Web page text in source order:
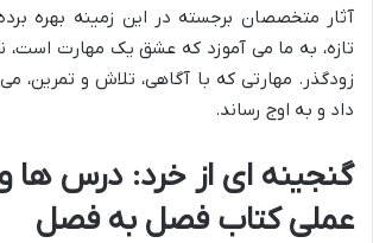
آثار متخصصان برجسته در این زمینه بهره
تازه، به ما می آموزد که عشق یک مهارت
زودگذر. مهارتی که با آگاهی، تلاش و تمرین،
داد و به اوج رساند.
گنجینه ای از خرد: درس ها
عملی کتاب فصل به فصل